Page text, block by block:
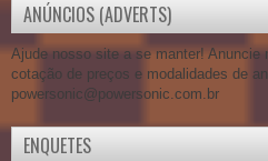
ANÚNCIOS (ADVERTS)
Ajude nosso site a se manter! Anuncie
cotação de preços e modalidades de
powersonic@powersonic.com.br
ENQUETES